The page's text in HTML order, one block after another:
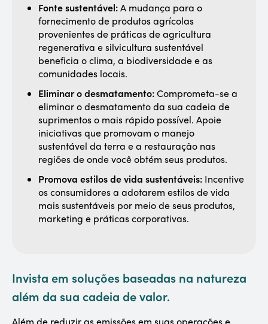
Fonte sustentável:A mudança para o
fornecimento de produtos agrícolas
provenientes de práticas de agricultura
regenerativa e silvicultura sustentável
beneficia o clima, a biodiversidade e as
comunidades locais.
Eliminar o desmatamento:Comprometa-se a
eliminar o desmatamento da sua cadeia de
suprimentos o mais rápido possível. Apoie
iniciativas que promovam o manejo
sustentável da terra e a restauração nas
regiões de onde você obtém seus produtos.
Promova estilos de vida sustentáveis: Incentive
os consumidores a adotarem estilos de vida
mais sustentáveis por meio de seus produtos,
marketing e práticas corporativas.
Invista em soluções baseadas na natureza
além da sua cadeia de valor.
Além de reduzir as emissões em suas operações e